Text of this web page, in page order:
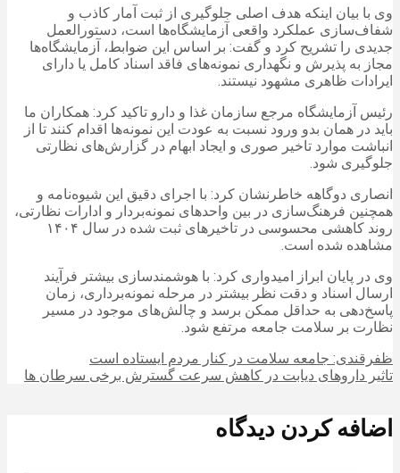
وی با بیان اینکه هدف اصلی جلوگیری از ثبت آمار کاذب و
شفاف‌سازی عملکرد واقعی آزمایشگاه‌ها است، دستورالعمل
جدیدی را تشریح کرد و گفت: بر اساس این ضوابط، آزمایشگاه‌ها
مجاز به پذیرش و نگهداری نمونه‌های فاقد اسناد کامل یا دارای
ایرادات ظاهری مشهود نیستند.
رئیس آزمایشگاه مرجع سازمان غذا و دارو تاکید کرد: همکاران ما
باید در همان بدو ورود نسبت به عودت این نمونه‌ها اقدام کنند تا از
انباشت موارد تاخیر صوری و ایجاد ابهام در گزارش‌های نظارتی
جلوگیری شود.
انصاری دوگاهه خاطرنشان کرد: با اجرای دقیق این شیوه‌نامه و
همچنین فرهنگ‌سازی در بین واحدهای نمونه‌بردار و ادارات نظارتی،
روند کاهشی محسوسی در تاخیرهای ثبت شده در سال ۱۴۰۴
مشاهده شده است.
وی در پایان ابراز امیدواری کرد: با هوشمندسازی بیشتر فرآیند
ارسال اسناد و دقت نظر بیشتر در مرحله نمونه‌برداری، زمان
پاسخ‌دهی به حداقل ممکن برسد و چالش‌های موجود در مسیر
نظارت بر سلامت جامعه مرتفع شود.
ظفرقندی: جامعه سلامت در کنار مردم ایستاده است
تاثیر داروهای دیابت در کاهش سرعت گسترش برخی سرطان ها
اضافه کردن دیدگاه